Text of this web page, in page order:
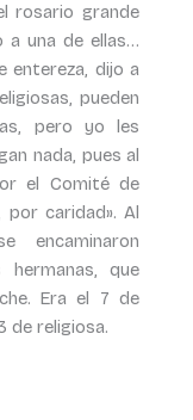
rosario grande
a una de ellas…
entereza, dijo a
pueden
pero yo les
nada, pues al
el Comité de
por caridad». Al
encaminaron
que
Era el 7 de
de religiosa.